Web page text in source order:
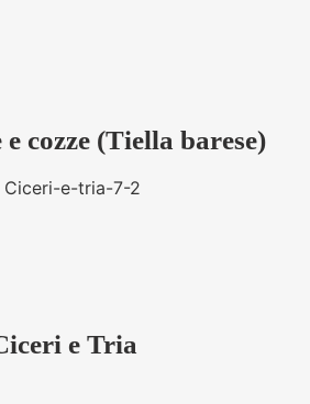
cozze (Tiella barese)
e Tria